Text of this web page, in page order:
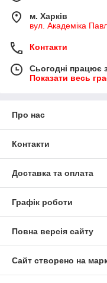
м. Харків
вул. Академіка
Контакти
Сьогодні працює
Показати весь
Про нас
Контакти
Доставка та оплата
Графік роботи
Повна версія сайту
Сайт створено на